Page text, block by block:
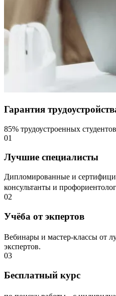
Гарантия
85% трудоустроенных
01
Лучшие специалисты
Дипломированные и
консультанты и
02
Учёба от экпертов
Вебинары и мастер-классы от
экспертов.
03
Бесплатный курс